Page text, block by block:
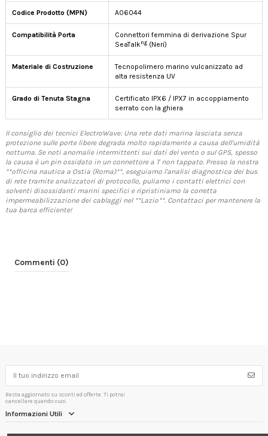
Codice Prodotto (MPN) A06044
Compatibilità Porta
Connettori femmina di derivazione Spur
SeaTalk ng (Neri)
Materiale di Costruzione
Tecnopolimero marino vulcanizzato ad
alta resistenza UV
Grado di Tenuta Stagna
Certificato IPX6 / IPX7 in accoppiamento
serrato con la ghiera
Il consiglio dei tecnici ElectroWave: Una rete dati marina lasciata senza
protezione sulle porte libere degrada molto rapidamente a causa dell'umidità
notturna. Se noti anomalie intermittenti sui dati del vento o sul GPS, spesso
la causa è un pin ossidato in un connettore a T non tappato. Presso la nostra
**officina nautica a Ostia (Roma)**, eseguiamo l'analisi diagnostica dei bus
di rete tramite analizzatori di protocollo, puliamo i contatti elettrici con
solventi disossidanti marini specifici e ripristiniamo la corretta
impermeabilizzazione dei cablaggi nel **Lazio**. Contattaci per mantenere la
tua barca efficiente!
Commenti (0)
Resta aggiornato su sconti ed offerte. Ti potrai
cancellare quando vuoi.
Informazioni Utili